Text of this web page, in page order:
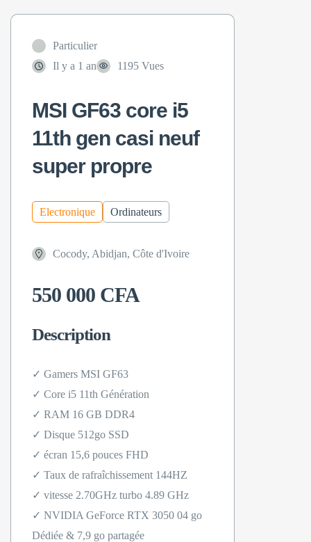
Particulier
Il y a 1 an
1195 Vues
MSI GF63 core i5
11th gen casi neuf
super propre
Electronique Ordinateurs
Cocody, Abidjan, Côte d'Ivoire
550 000 CFA
Description
✓ Gamers MSI GF63
✓ Core i5 11th Génération
✓ RAM 16 GB DDR4
✓ Disque 512go SSD
✓ écran 15,6 pouces FHD
✓ Taux de rafraîchissement 144HZ
✓ vitesse 2.70GHz turbo 4.89 GHz
✓ NVIDIA GeForce RTX 3050 04 go
Dédiée & 7,9 go partagée